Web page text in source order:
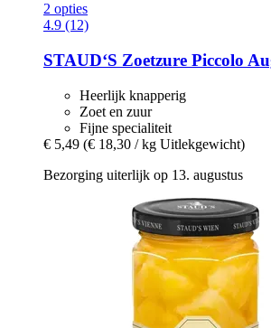
2 opties
4.9 (12)
STAUD‘S Zoetzure Piccolo
Heerlijk knapperig
Zoet en zuur
Fijne specialiteit
€ 5,49 (€ 18,30 / kg Uitlekgewicht)
Bezorging uiterlijk op 13. augustus